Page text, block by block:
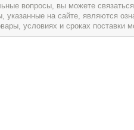
вопросы, вы можете
на сайте, являются
условиях и сроках поставки